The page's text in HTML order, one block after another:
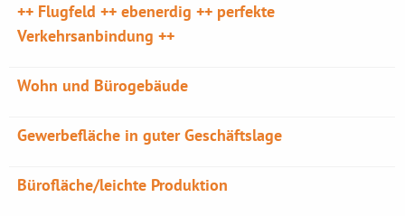
++ Flugfeld ++ ebenerdig ++ perfekte
Verkehrsanbindung ++
Wohn und Bürogebäude
Gewerbefläche in guter Geschäftslage
Bürofläche/leichte Produktion